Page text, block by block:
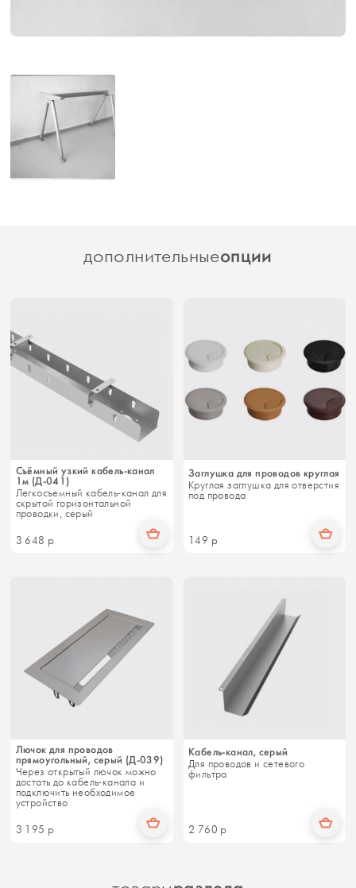
дополнительныеопции
Съёмный узкий кабель-канал
1м (Д-041)
Легкосъемный кабель-канал для
скрытой горизонтальной
проводки, серый
3 648 р
Заглушка для проводов круглая
Круглая заглушка для отверстия
под провода
149 р
Лючок для проводов
прямоугольный, серый (Д-039)
Через открытый лючок можно
достать до кабель-канала и
подключить необходимое
устройство
3 195 р
Кабель-канал, серый
Для проводов и сетевого
фильтра
2 760 р